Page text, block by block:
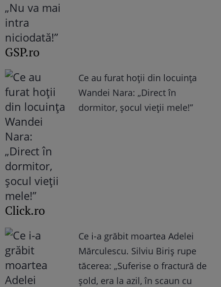
GSP.ro
Ce au furat hoții din locuința
Wandei Nara: „Direct în
dormitor, șocul vieții mele!”
Click.ro
Ce i-a grăbit moartea Adelei
Mărculescu. Silviu Biriș rupe
tăcerea: „Suferise o fractură de
șold, era la azil, în scaun cu